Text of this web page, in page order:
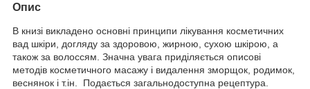
Опис
В книзі викладено основні принципи лікування косметичних
вад шкіри, догляду за здоровою, жирною, сухою шкірою, а
також за волоссям. Значна увага приділяється описові
методів косметичного масажу і видалення зморщок, родимок,
веснянок і т.ін. Подається загальнодоступна рецептура.